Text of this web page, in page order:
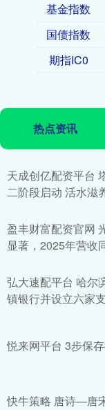
基金指数
国债指数
期指IC0
热点资讯
天成创亿配资平台
二阶段启动 活水滋
盈丰财富配资官网
显著，2025年营收
弘大速配平台 哈尔
镇银行并设立六家
悦来网平台 3步保
快牛策略 唐诗—唐